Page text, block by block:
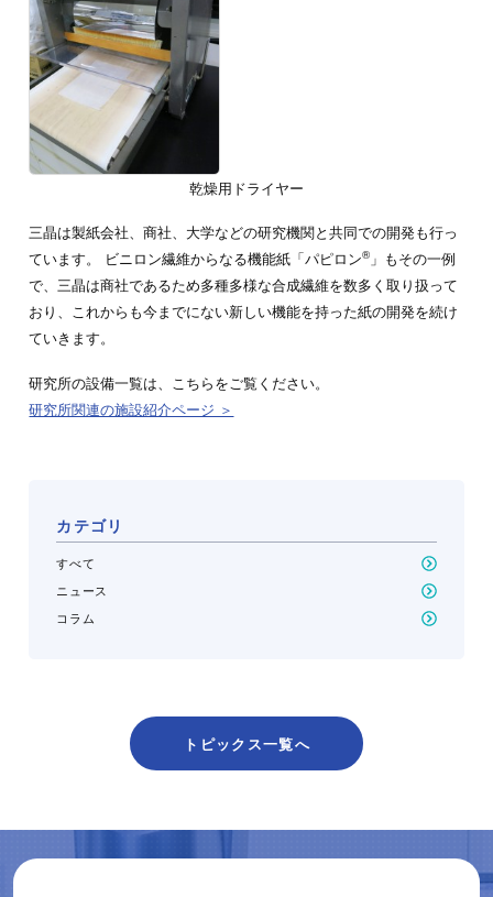
乾燥用ドライヤー
三晶は製紙会社、商社、大学などの研究機関と共同での開発も行っ
ています。 ビニロン繊維からなる機能紙「パピロン® 」もその一例
で、三晶は商社であるため多種多様な合成繊維を数多く取り扱って
おり、これからも今までにない新しい機能を持った紙の開発を続け
ていきます。
研究所の設備一覧は、こちらをご覧ください。
研究所関連の施設紹介ページ ＞
カテゴリ
すべて
ニュース
コラム
トピックス一覧へ